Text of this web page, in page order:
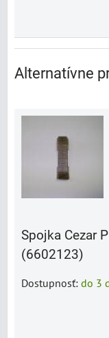
Alternatívne
Spojka Cezar
(6602123)
Dostupnosť: do 3